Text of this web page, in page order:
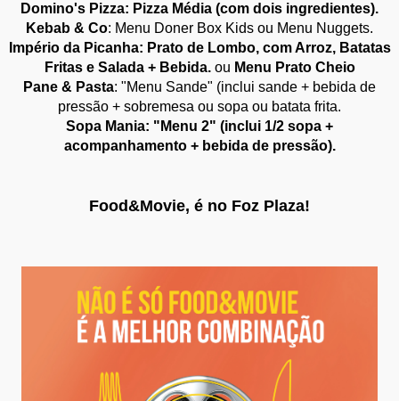
Domino's Pizza: Pizza Média (com dois ingredientes).
Kebab & Co: Menu Doner Box Kids ou Menu Nuggets.
Império da Picanha: Prato de Lombo, com Arroz, Batatas
Fritas e Salada + Bebida. ou Menu Prato Cheio
Pane & Pasta: "Menu Sande" (inclui sande + bebida de
pressão + sobremesa ou sopa ou batata frita.
Sopa Mania: "Menu 2" (inclui 1/2 sopa +
acompanhamento + bebida de pressão).
Food&Movie, é no Foz Plaza!